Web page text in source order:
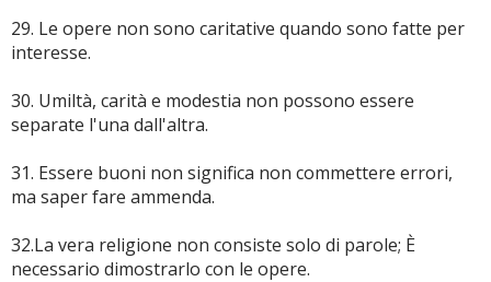
29. Le opere non sono caritative quando sono fatte per
interesse.
30. Umiltà, carità e modestia non possono essere
separate l'una dall'altra.
31. Essere buoni non significa non commettere errori,
ma saper fare ammenda.
32.La vera religione non consiste solo di parole; È
necessario dimostrarlo con le opere.